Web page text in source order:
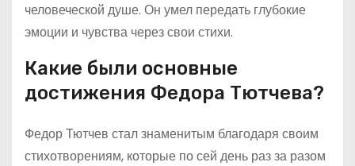
человеческой душе. Он умел передать глубокие
эмоции и чувства через свои стихи.
Какие были основные
достижения Федора Тютчева?
Федор Тютчев стал знаменитым благодаря своим
стихотворениям, которые по сей день раз за разом